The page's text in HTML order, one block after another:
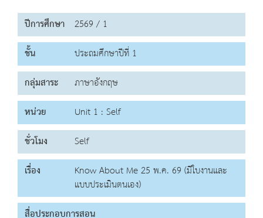
ปีการศึกษา 2569 / 1
ชั้น
ประถมศึกษาปีที่ 1
กลุ่มสาระ
ภาษาอังกฤษ
หน่วย
Unit 1 : Self
ชั่วโมง
Self
เรื่อง
Know About Me 25 พ.ค. 69 (มีใบงานและ
แบบประเมินตนเอง)
สื่อประกอบการสอน